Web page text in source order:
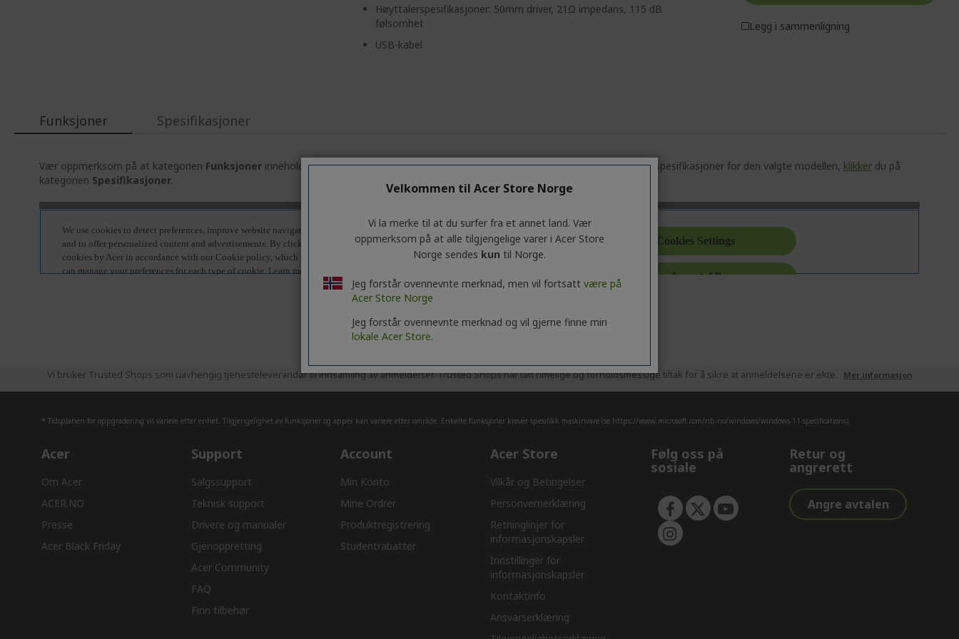
Høyttalerspesifikasjoner: 50mm driver, 21Ω impedans, 115 dB
følsomhet
USB-kabel
Legg i sammenligning
Funksjoner
Vær oppmerksom på at kategorien Funksjoner inneholder generell informasjon om produktserien. Hvis du vil ha nøyaktige tekniske spesifikasjoner for den valgte modellen, klikker du på
kategorien Spesifikasjoner.
Spesifikasjoner
Vi bruker Trusted Shops som uavhengig tjenesteleverandør til innsamling av anmeldelser. Trusted Shops har tatt rimelige og forholdsmessige tiltak for å sikre at anmeldelsene er ekte. Mer informasjon
* Tidsplanen for oppgradering vil variere etter enhet. Tilgjengelighet av funksjoner og apper kan variere etter område. Enkelte funksjoner krever spesifikk maskinvare (se https://www.microsoft.com/nb-no/windows/windows-11-specifications).
Acer
Om Acer
ACER.NO
Presse
Acer Black Friday
Support
Salgssupport
Teknisk support
Drivere og manualer
Gjenoppretting
Acer Community
FAQ
Finn tilbehør
Account
Min Konto
Mine Ordrer
Produktregistrering
Studentrabatter
Acer Store
Vilkår og Betingelser
Personvernerklæring
Retninglinjer for
informasjonskapsler​
Innstillinger for
informasjonskapsler
Kontaktinfo
Ansvarserklæring​
Følg oss på
sosiale
Retur og
angrerett
Angre avtalen
Velkommen til Acer Store Norge
Vi la merke til at du surfer fra et annet land. Vær
oppmerksom på at alle tilgjengelige varer i Acer Store
Norge sendes kun til Norge.
Jeg forstår ovennevnte merknad, men vil fortsatt være på
Acer Store Norge
Jeg forstår ovennevnte merknad og vil gjerne finne min
lokale Acer Store.